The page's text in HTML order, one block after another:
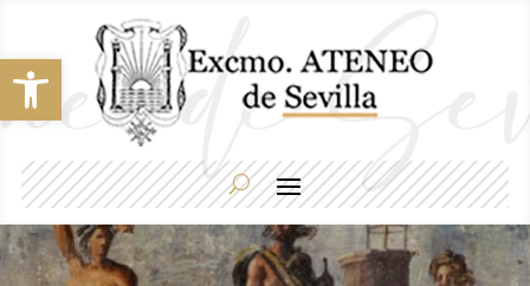
Abrir barra de herramientas